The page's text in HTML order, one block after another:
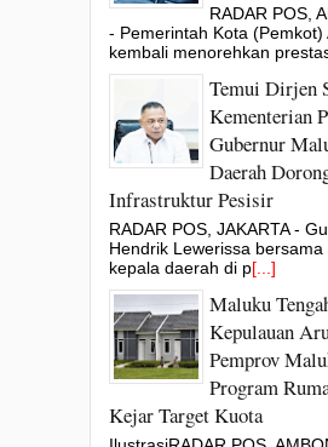
RADAR POS,
- Pemerintah Kota (Pemkot)
kembali menorehkan
Temui Dirjen
Kementerian
Gubernur
Daerah
Infrastruktur Pesisir
RADAR POS, JAKARTA -
Hendrik Lewerissa bersama
kepala daerah di p[...]
Maluku
Kepulauan
Pemprov
Program
Kejar Target Kuota